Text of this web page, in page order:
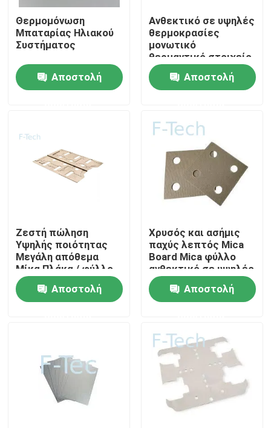
Σπίτι
Βίντεο
Σχετικά με εμάς
Επισκεψή εργοστασίου
Ειδήσεις
Θερμομόνωση
Μπαταρίας Ηλιακού
Συστήματος
Αποστολή
Ανθεκτικό σε υψηλές
θερμοκρασίες
μονωτικό
θερμαντικό στοιχείο
Μίκα Πλάκα
θέρμανσης Μίκα για
μπαταρίες EV
Αποστολή
Ζεστή πώληση
Υψηλής ποιότητας
Μεγάλη απόθεμα
Μίκα Πλάκα / φύλλο
με εργοστάσιο
φθηνότερη τιμή για
EV μπαταρία πακέτο
Αποστολή
Χρυσός και ασήμις
παχύς λεπτός Mica
Board Mica φύλλο
ανθεκτικό σε υψηλές
θερμοκρασίες
φούρνο
μικροκυμάτων Mica
Αποστολή